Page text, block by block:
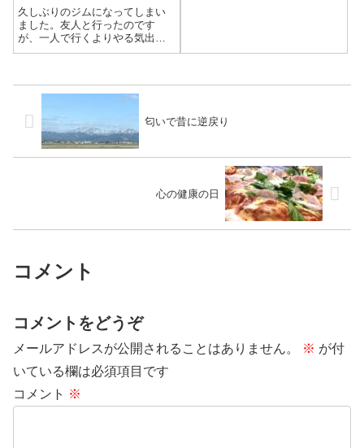
久しぶりのジムになってしまい
ました。友人と行ったのです
が、一人で行くよりやる気出ま
すね。今回から更新されたメニ
匂いで昔に逆戻り
心の健康の日
コメント
コメントをどうぞ
メールアドレスが公開されることはありません。 ※ が付
いている欄は必須項目です
コメント ※